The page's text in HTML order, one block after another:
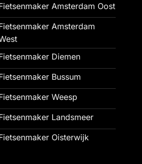
Amsterdam Oost
Amsterdam
Diemen
Bussum
Weesp
Landsmeer
Oisterwijk